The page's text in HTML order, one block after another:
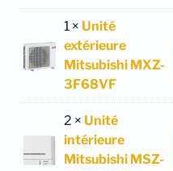
1 × Unité
extérieure
Mitsubishi MXZ-
3F68VF
2 × Unité
intérieure
Mitsubishi MSZ-